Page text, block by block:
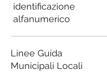
identificazione
alfanumerico
Linee Guida
Municipali Locali